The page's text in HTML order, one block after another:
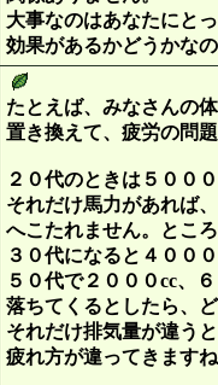
大事なのはあなたにと
効果があるかどうかな
たとえば、みなさんの
置き換えて、疲労の問
２０代のときは５００
それだけ馬力があれば
へこたれません。とこ
３０代になると４００
５０代で２０００cc、
落ちてくるとしたら、
それだけ排気量が違う
疲れ方が違ってきます